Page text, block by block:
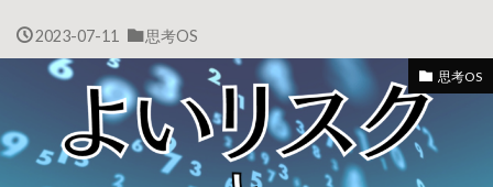
2023-07-11 思考OS
思考OS